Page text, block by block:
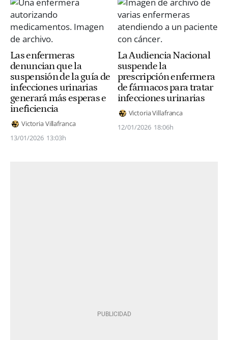
Las enfermeras
denuncian que la
suspensión de la guía de
infecciones urinarias
generará más esperas e
ineficiencia
Victoria Villafranca
13/01/2026 13:03h
La Audiencia Nacional
suspende la
prescripción enfermera
de fármacos para tratar
infecciones urinarias
Victoria Villafranca
12/01/2026 18:06h